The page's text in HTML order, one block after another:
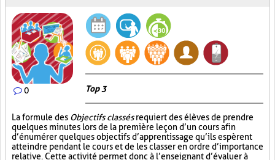
0 Top 3
La formule des Objectifs classésrequiert des élèves de prendre
quelques minutes lors de la première leçon d’un cours afin
d’énumérer quelques objectifs d’apprentissage qu’ils espèrent
atteindre pendant le cours et de les classer en ordre d’importance
relative. Cette activité permet donc à l’enseignant d’évaluer à